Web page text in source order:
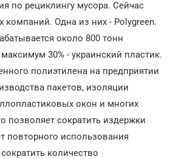
по рециклингу мусора. Сейчас
компаний. Одна из них - Polygreen.
около 800 тонн
30% - украинский пластик.
полиэтилена на предприятии
пакетов, изоляции
окон и многих
позволяет сократить издержки
повторного использования
количество